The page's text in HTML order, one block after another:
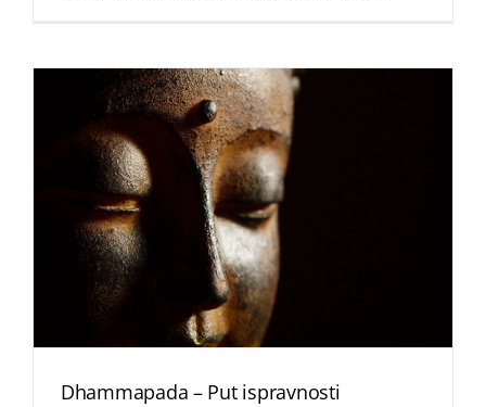
Dhammapada – Put ispravnosti